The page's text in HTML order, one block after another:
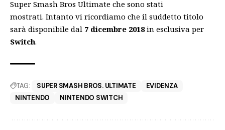
Super Smash Bros Ultimate che sono stati
mostrati. Intanto vi ricordiamo che il suddetto titolo
sarà disponibile dal 7 dicembre 2018in esclusiva per
Switch.
TAG: SUPER SMASH BROS. ULTIMATE
EVIDENZA
NINTENDO
NINTENDO SWITCH